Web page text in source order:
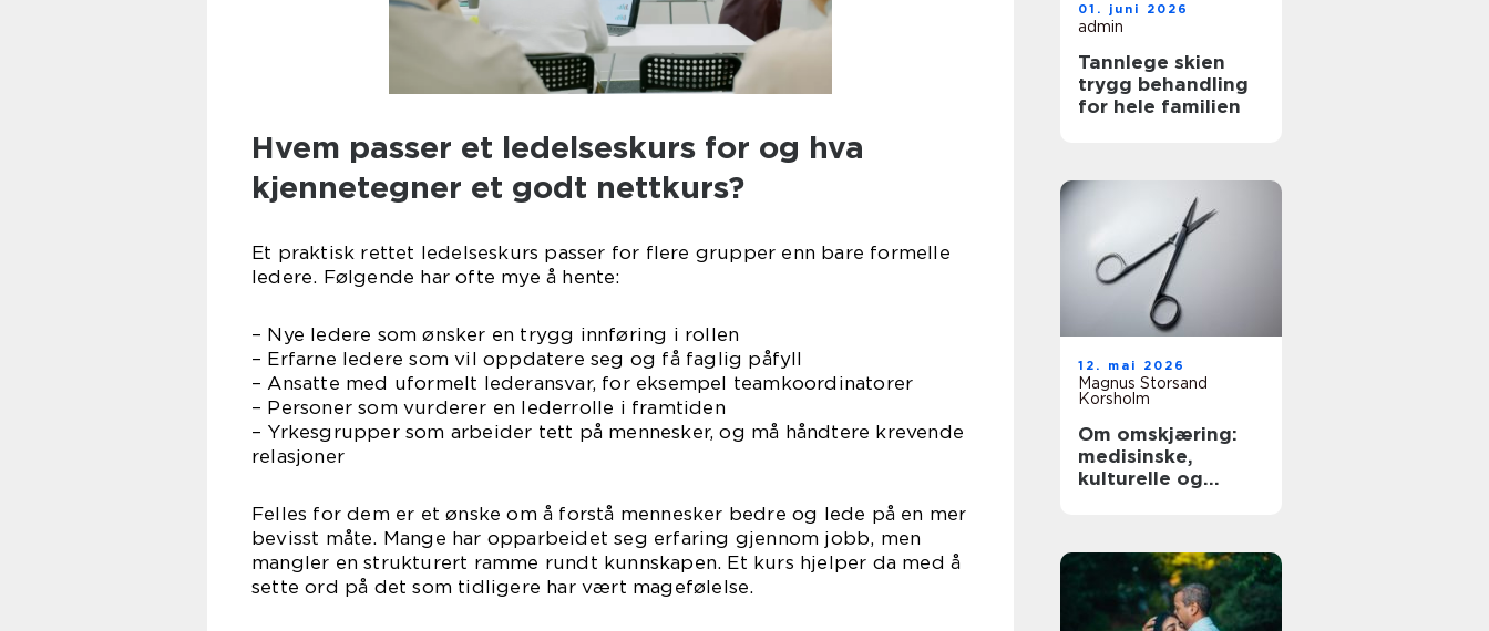
Hvem passer et ledelseskurs for og hva
kjennetegner et godt nettkurs?
Et praktisk rettet ledelseskurs passer for flere grupper enn bare formelle
ledere. Følgende har ofte mye å hente:
– Nye ledere som ønsker en trygg innføring i rollen
– Erfarne ledere som vil oppdatere seg og få faglig påfyll
– Ansatte med uformelt lederansvar, for eksempel teamkoordinatorer
– Personer som vurderer en lederrolle i framtiden
– Yrkesgrupper som arbeider tett på mennesker, og må håndtere krevende
relasjoner
Felles for dem er et ønske om å forstå mennesker bedre og lede på en mer
bevisst måte. Mange har opparbeidet seg erfaring gjennom jobb, men
mangler en strukturert ramme rundt kunnskapen. Et kurs hjelper da med å
sette ord på det som tidligere har vært magefølelse.
01. juni 2026
admin
Tannlege skien
trygg behandling
for hele familien
12. mai 2026
Magnus Storsand
Korsholm
Om omskjæring:
medisinske,
kulturelle og